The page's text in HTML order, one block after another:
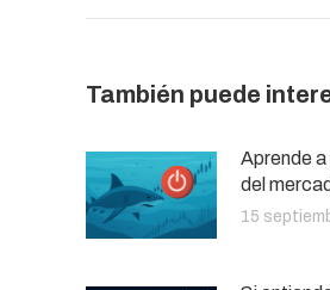
También puede
Aprende a
del
15